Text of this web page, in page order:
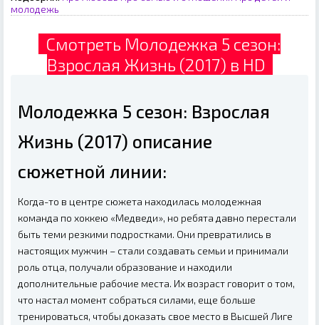
молодежь
Смотреть Молодежка 5 сезон:
Взрослая Жизнь (2017) в HD
Молодежка 5 сезон: Взрослая
Жизнь (2017) описание
сюжетной линии:
Когда-то в центре сюжета находилась молодежная
команда по хоккею «Медведи», но ребята давно перестали
быть теми резкими подростками. Они превратились в
настоящих мужчин – стали создавать семьи и принимали
роль отца, получали образование и находили
дополнительные рабочие места. Их возраст говорит о том,
что настал момент собраться силами, еще больше
тренироваться, чтобы доказать свое место в Высшей Лиге